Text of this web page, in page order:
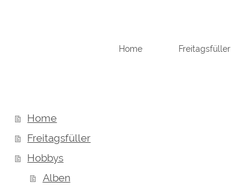
Home Freitagsfüller
Home
Freitagsfüller
Hobbys
Alben